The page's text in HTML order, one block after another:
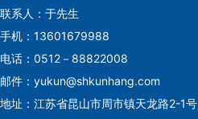
联系人：于先生
手机：13601679988
电话：0512－88822008
邮件：yukun@shkunhang.com
地址：江苏省昆山市周市镇天龙路2-1号